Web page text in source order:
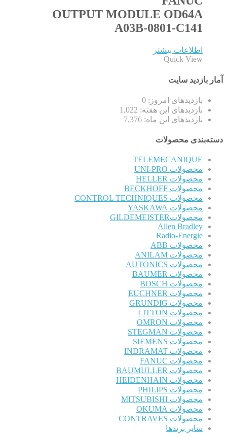
OUTPUT MODULE OD64A
A03B-0801-C141
اطلاعات بیشتر
Quick View
آمار بازدید سایت
بازدیدهای امروز: 0
بازدیدهای این هفته: 1,022
بازدیدهای این ماه: 7,376
دسته‌بندی محصولات
TELEMECANIQUE
محصولات UNI-PRO
محصولات HELLER
محصولات BECKHOFF
محصولات CONTROL TECHNIQUES
محصولات YASKAWA
محصولاتGILDEMEISTER
Allen Bradley
Radio-Energie
محصولات ABB
محصولات ANILAM
محصولات AUTONICS
محصولات BAUMER
محصولات BOSCH
محصولات EUCHNER
محصولات GRUNDIG
محصولات LITTON
محصولات OMRON
محصولات STEGMAN
محصولات SIEMENS
محصولات INDRAMAT
محصولات FANUC
محصولات BAUMULLER
محصولات HEIDENHAIN
محصولات PHILIPS
محصولات MITSUBISHI
محصولات OKUMA
محصولات CONTRAVES
سایر برندها